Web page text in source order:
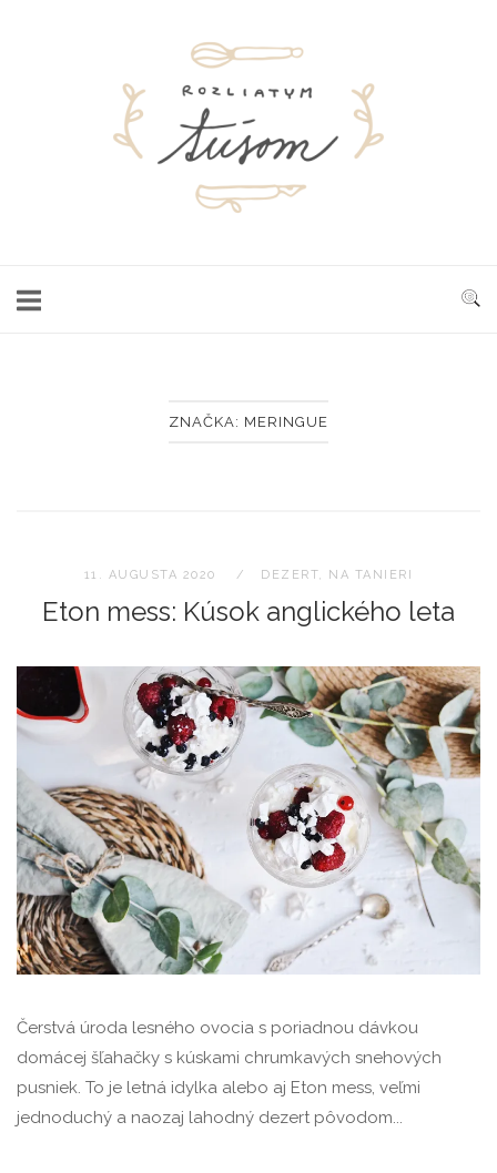
ZNAČKA: MERINGUE
11. AUGUSTA 2020 DEZERT, NA TANIERI
Eton mess: Kúsok anglického leta
Čerstvá úroda lesného ovocia s poriadnou dávkou
domácej šľahačky s kúskami chrumkavých snehových
pusniek. To je letná idylka alebo aj Eton mess, veľmi
jednoduchý a naozaj lahodný dezert pôvodom...